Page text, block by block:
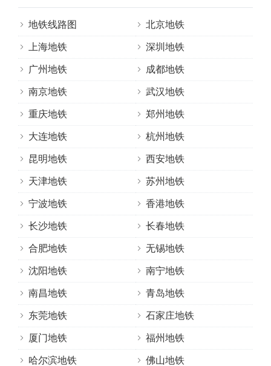
地铁线路图 北京地铁
上海地铁 深圳地铁
广州地铁 成都地铁
南京地铁 武汉地铁
重庆地铁 郑州地铁
大连地铁 杭州地铁
昆明地铁 西安地铁
天津地铁 苏州地铁
宁波地铁 香港地铁
长沙地铁 长春地铁
合肥地铁 无锡地铁
沈阳地铁 南宁地铁
南昌地铁 青岛地铁
东莞地铁 石家庄地铁
厦门地铁 福州地铁
哈尔滨地铁 佛山地铁